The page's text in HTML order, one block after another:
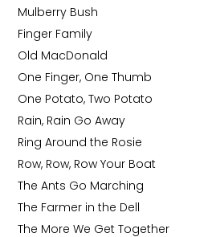
Mulberry Bush
Finger Family
Old MacDonald
One Finger, One Thumb
One Potato, Two Potato
Rain, Rain Go Away
Ring Around the Rosie
Row, Row, Row Your Boat
The Ants Go Marching
The Farmer in the Dell
The More We Get Together